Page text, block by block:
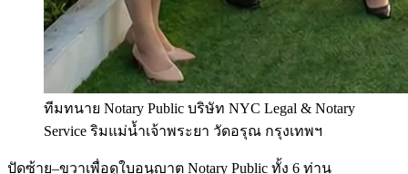
ทีมทนาย Notary Public บริษัท NYC Legal & Notary
Service ริมแม่น้ำเจ้าพระยา วัดอรุณ กรุงเทพฯ
ปัดซ้าย–ขวาเพื่อดูใบอนุญาต Notary Public ทั้ง 6 ท่าน